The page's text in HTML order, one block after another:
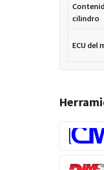
cilindro
ECU del